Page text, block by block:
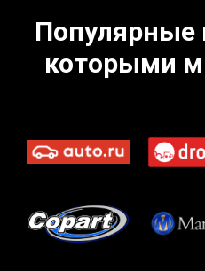
Популярные
которыми